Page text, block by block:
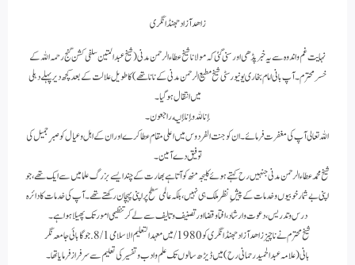
زاھدآزاد جھنڈانگری
نہایت غم واندوہ سے یہ خبر پڈھی اور سنی گئی کہ مولانا شیخ عطاء الرحمن مدنی ( شیخ عبدالمتین سلفی کشن گنج رحمہ اللہ کے
خسر محترم ۔آپ بانی امام بخاری یونیورسٹی شیخ مطیع الرحمن مدنی کے نانا تھے ) کا طویل علالت کے بعد کچھ دیر پہلے دہلی
میں انتقال ہو گیا ۔
إنا لله وإنا إليه راجعون ۔
اللہ تعالی آپ کی مغفرت فرمائے ۔ ان کو جنت الفردوس میں اعلی مقام عطا کرے اور ان کے اہل وعیال کو صبرِ جمیل کی
توفیق دے آمین ۔
شیخ محمد عطاء الرحمن مدنی جنہیں رح کہتے ہوئے کلیجہ منھ کو آتا ہے بھارت کے چند ایسے بزرگ علما میں سے ایک تھے ، جو
اپنی بے شمار خوبیوں و خدمات کے پیشِ نظر ملک ہی نہیں، بلکہ عالمی سطح پر اپنی پہچان رکھتے تھے ۔ آپ کی خدمات کا دائرہ
درس و تدریس، دعوت و ارشاد، افتا و قضا اور تصنیف و تالیف سے لے کر تنظیمی امور تک پھیلا ہوا ہے۔
شیخ محترم نے نا چیز زاھدآزاد جھنڈانگری کو 1980/میں معہد التعلیم الاسلامی 8/1.جوگا بائی جامعہ نگر
بانی (علامہ عبد الحمید رحمانی رح )میں ڈیڑھ سالوں تک علم وادب وتفسیر کی تعلیم سے سرفراز فرمایا تھا ۔